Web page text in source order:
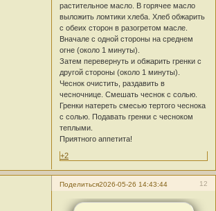
растительное масло. В горячее масло
выложить ломтики хлеба. Хлеб обжарить
с обеих сторон в разогретом масле.
Вначале с одной стороны на среднем
огне (около 1 минуты).
Затем перевернуть и обжарить гренки с
другой стороны (около 1 минуты).
Чеснок очистить, раздавить в
чесночнице. Смешать чеснок с солью.
Гренки натереть смесью тертого чеснока
с солью. Подавать гренки с чесноком
теплыми.
Приятного аппетита!
+2
Поделиться 12
2026-05-26 14:43:44